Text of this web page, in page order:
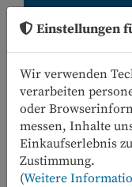
Einstellungen
Wir verwenden
verarbeiten
oder
messen, Inhalte
Einkaufserlebnis
Zustimmung.
(Weitere